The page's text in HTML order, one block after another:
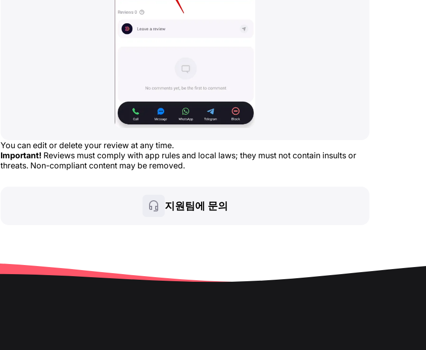
You can edit or delete your review at any time.
Important! Reviews must comply with app rules and local laws; they must not contain insults or
threats. Non-compliant content may be removed.
지원팀에 문의